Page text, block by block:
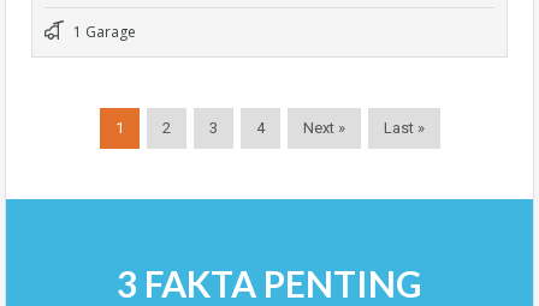
1 Garage
1 2 3 4 Next » Last »
3 FAKTA PENTING